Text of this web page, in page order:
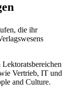
die ihr
Vertrieb, IT und
and Culture.